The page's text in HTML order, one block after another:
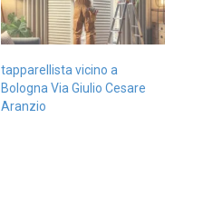
tapparellista vicino a
Bologna Via Giulio Cesare
Aranzio